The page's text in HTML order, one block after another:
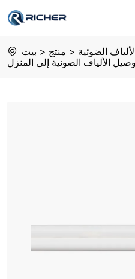
FTTH
Fiber
بيت > منتج > الضوئية
الألياف الضوئية إلى المنزل